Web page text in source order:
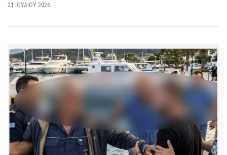
21 ΙΟΥΛΊΟΥ 2026